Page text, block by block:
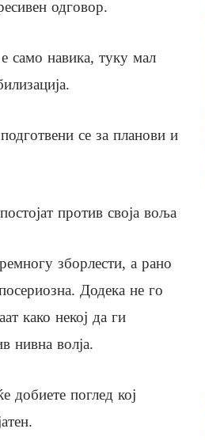
одговор.
само навика, туку мал
се за планови и
против своја воља
зборлести, а рано
Додека не го
како некој да ги
нивна волја.
добиете поглед кој